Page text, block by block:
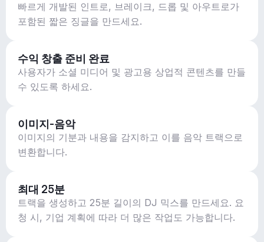
빠르게 개발된 인트로, 브레이크, 드롭 및 아우트로가
포함된 짧은 징글을 만드세요.
수익 창출 준비 완료
사용자가 소셜 미디어 및 광고용 상업적 콘텐츠를 만들
수 있도록 하세요.
이미지-음악
이미지의 기분과 내용을 감지하고 이를 음악 트랙으로
변환합니다.
최대 25분
트랙을 생성하고 25분 길이의 DJ 믹스를 만드세요. 요
청 시, 기업 계획에 따라 더 많은 작업도 가능합니다.